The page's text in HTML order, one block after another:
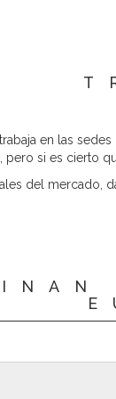
en las
si es cierto
del mercado,